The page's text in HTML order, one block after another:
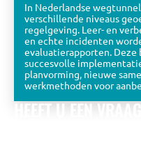
In Nederlandse
verschillende niveaus
regelgeving. Leer- en
en echte incidenten
evaluatierapporten.
succesvolle
planvorming, nieuwe
werkmethoden voor
HEEFT U EEN